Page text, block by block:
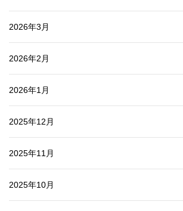
2026年3月
2026年2月
2026年1月
2025年12月
2025年11月
2025年10月